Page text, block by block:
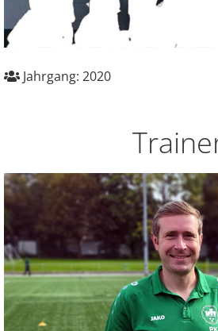
Jahrgang: 2020